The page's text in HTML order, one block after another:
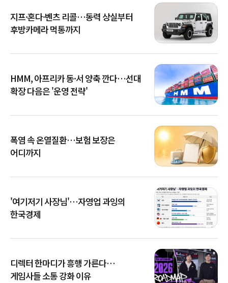
지프·혼다·벤츠 리콜…동력 상실부터
후방카메라 먹통까지
HMM, 아프리카 동·서 양축 깐다…선대
확장 다음은 '운영 전략'
폭염 속 온열질환…보험 보장은
어디까지
'여기저기 사장님'…자영업 과잉의
한국경제
디렉터 한마디가 흥행 가른다…
게임사들 소통 강화 이유